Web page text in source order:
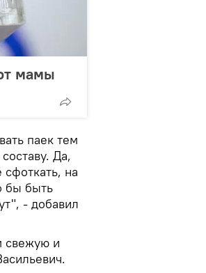
мамы
паек тем
Да,
на
бы быть
- добавил
свежую и